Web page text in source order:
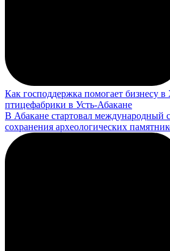
Как господдержка помогает бизнесу
птицефабрики в Усть-Абакане
В Абакане стартовал международный
сохранения археологических